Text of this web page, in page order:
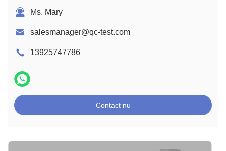
Ms. Mary
salesmanager@qc-test.com
13925747786
Contact nu